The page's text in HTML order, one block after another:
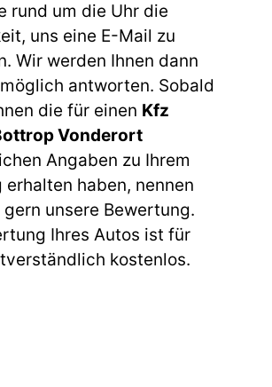
rund um die Uhr die
uns eine E-Mail zu
Wir werden Ihnen dann
antworten. Sobald
die für einen Kfz
Vonderort
Angaben zu Ihrem
erhalten haben, nennen
unsere Bewertung.
Ihres Autos ist für
kostenlos.